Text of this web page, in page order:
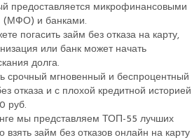
предоставляется микрофинансовыми
(МФО) и банками.
погасить займ без отказа на карту,
или банк может начать
долга.
срочный мгновенный и беспроцентный
отказа и с плохой кредитной историей
руб.
мы представляем ТОП-55 лучших
займ без отказов онлайн на карту